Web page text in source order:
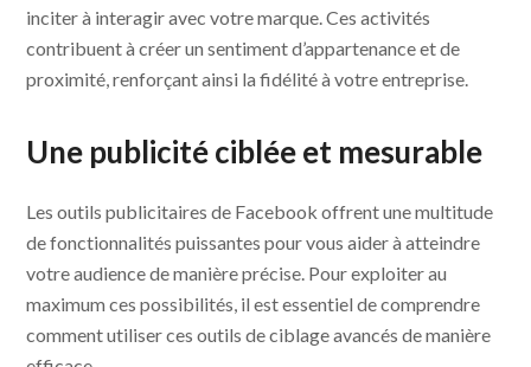
inciter à interagir avec votre marque. Ces activités
contribuent à créer un sentiment d’appartenance et de
proximité, renforçant ainsi la fidélité à votre entreprise.
Une publicité ciblée et mesurable
Les outils publicitaires de Facebook offrent une multitude
de fonctionnalités puissantes pour vous aider à atteindre
votre audience de manière précise. Pour exploiter au
maximum ces possibilités, il est essentiel de comprendre
comment utiliser ces outils de ciblage avancés de manière